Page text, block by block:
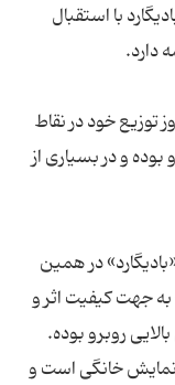
با استقبال
نمایش خانگی فیلم بادیگارد طی 10 روز توزیع خود در نقاط
و در بسیاری از
در همین
جهت کیفیت اثر و
روبرو بوده.
نمایش خانگی است و